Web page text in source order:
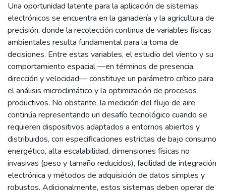
Una oportunidad latente para la aplicación de sistemas
electrónicos se encuentra en la ganadería y la agricultura de
precisión, donde la recolección continua de variables físicas
ambientales resulta fundamental para la toma de
decisiones. Entre estas variables, el estudio del viento y su
comportamiento espacial —en términos de presencia,
dirección y velocidad— constituye un parámetro crítico para
el análisis microclimático y la optimización de procesos
productivos. No obstante, la medición del flujo de aire
continúa representando un desafío tecnológico cuando se
requieren dispositivos adaptados a entornos abiertos y
distribuidos, con especificaciones estrictas de bajo consumo
energético, alta escalabilidad, dimensiones físicas no
invasivas (peso y tamaño reducidos), facilidad de integración
electrónica y métodos de adquisición de datos simples y
robustos. Adicionalmente, estos sistemas deben operar de